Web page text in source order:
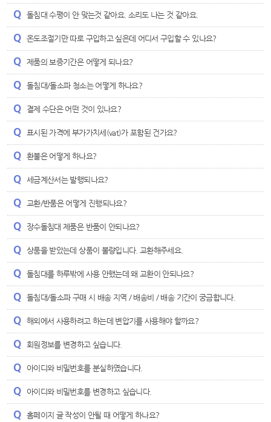
돌침대 수평이 안 맞는것 같아요. 소리도 나는 것 같아요.
온도조절기만 따로 구입하고 싶은데 어디서 구입할 수 있나요?
제품의 보증기간은 어떻게 되나요?
돌침대/돌소파 청소는 어떻게 하나요?
결제 수단은 어떤 것이 있나요?
표시된 가격에 부가가치세(vat)가 포함된 건가요?
환불은 어떻게 하나요?
세금계산서는 발행되나요?
교환/반품은 어떻게 진행되나요?
장수돌침대 제품은 반품이 안되나요?
상품을 받았는데 상품이 불량입니다. 교환해주세요.
돌침대를 하루밖에 사용 안했는데 왜 교환이 안되나요?
돌침대/돌소파 구매 시 배송 지역 / 배송비 / 배송 기간이 궁금합니다.
해외에서 사용하려고 하는데 변압기를 사용해야 할까요?
회원정보를 변경하고 싶습니다.
아이디와 비밀번호를 분실하였습니다.
아이디와 비밀번호를 변경하고 싶습니다.
홈페이지 글 작성이 안될 때 어떻게 하나요?